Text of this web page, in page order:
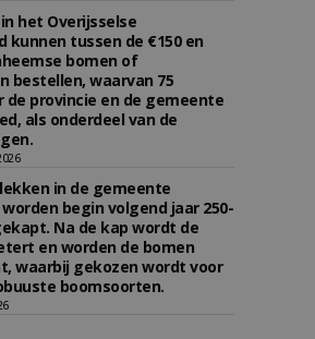
het Overijsselse
kunnen tussen de €150 en
bomen of
bestellen, waarvan 75
de provincie en de gemeente
als onderdeel van de
in de gemeente
begin volgend jaar 250-
Na de kap wordt de
en worden de bomen
waarbij gekozen wordt voor
boomsoorten.